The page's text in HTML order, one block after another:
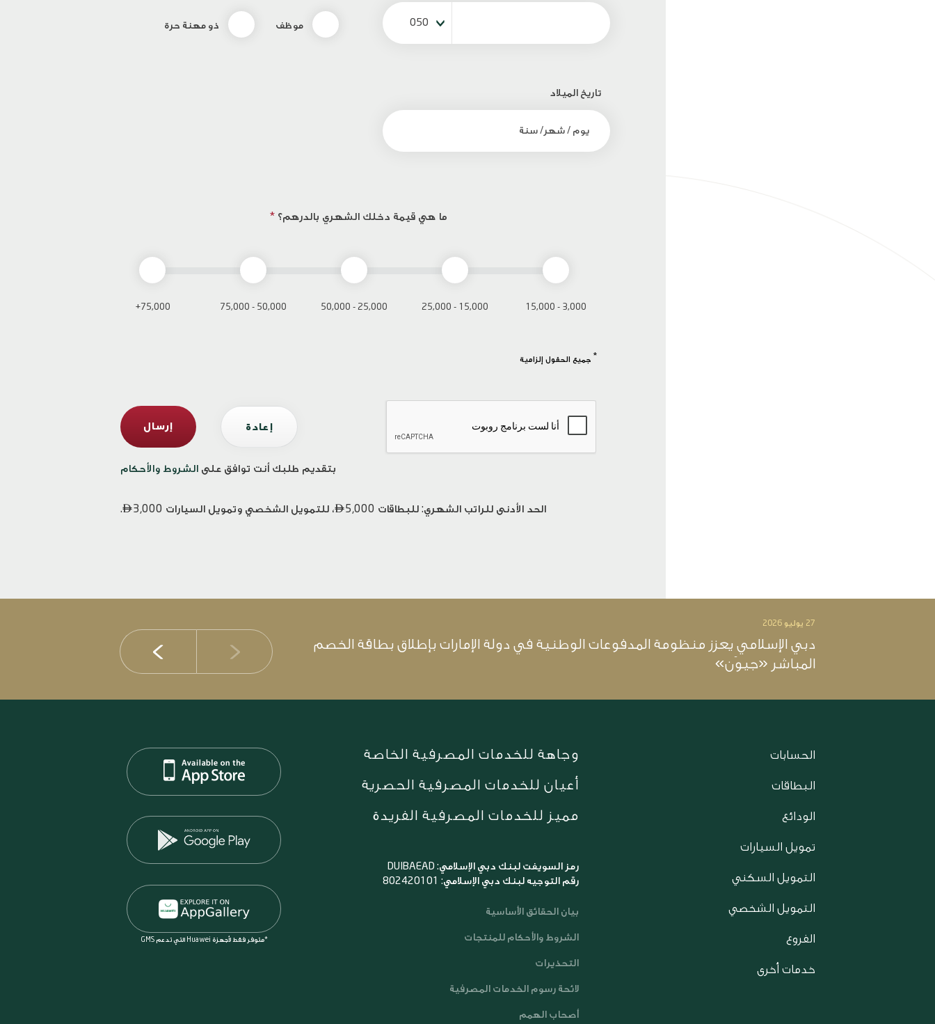
050 موظف ذو مهنة حرة
تاريخ الميلاد
ما هي قيمة دخلك الشهري بالدرهم؟ *
3,000 - 15,000
15,000 - 25,000
25,000 - 50,000
50,000 - 75,000
75,000+
* جميع الحقول إلزامية
بتقديم طلبك أنت توافق على الشروط والأحكام
الحد الأدنى للراتب الشهري: للبطاقات 5,000، للتمويل الشخصي وتمويل السيارات 3,000.
27 يوليو 2026
دبي الإسلامي يعزز منظومة المدفوعات الوطنية في دولة الإمارات بإطلاق بطاقة الخصم
المباشر «جيوَن»
الحسابات
البطاقات
الودائع
تمويل السيارات
التمويل السكني
التمويل الشخصي
الفروع
خدمات أخرى
وجاهة للخدمات المصرفية الخاصة
أعيان للخدمات المصرفية الحصرية
مميز للخدمات المصرفية الفريدة
رمز السويفت لبنك دبي الإسلامي: DUIBAEAD
رقم التوجيه لبنك دبي الإسلامي: 802420101
بيان الحقائق الأساسية
الشروط والأحكام للمنتجات
التحذيرات
لائحة رسوم الخدمات المصرفية
أصحاب الهمم
*متوفر فقط لأجهزة Huawei التي تدعم GMS